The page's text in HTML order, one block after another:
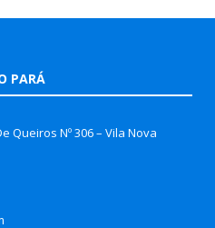
PARÁ
Queiros Nº 306 – Vila Nova